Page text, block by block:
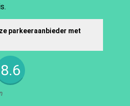
parkeeraanbieder met
8.6